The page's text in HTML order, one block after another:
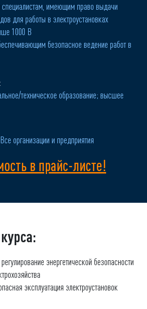
специалистам, имеющим право выдачи
для работы в электроустановках
1000 В
безопасное ведение работ в
техническое образование; высшее
Все организации и предприятия
в прайс-листе!
энергетической безопасности
эксплуатация электроустановок